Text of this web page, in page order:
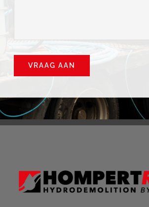
VRAAG AAN